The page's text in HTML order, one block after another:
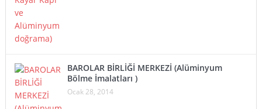
BAROLAR BİRLİĞİ MERKEZİ (Alüminyum
Bölme İmalatları )
Ocak 28, 2014